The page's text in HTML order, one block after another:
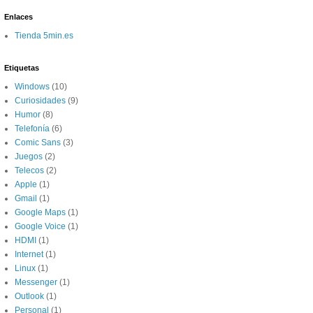
Enlaces
Tienda 5min.es
Etiquetas
Windows (10)
Curiosidades (9)
Humor (8)
Telefonía (6)
Comic Sans (3)
Juegos (2)
Telecos (2)
Apple (1)
Gmail (1)
Google Maps (1)
Google Voice (1)
HDMI (1)
Internet (1)
Linux (1)
Messenger (1)
Outlook (1)
Personal (1)